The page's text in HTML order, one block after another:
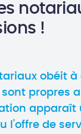
!
obéit à
propres
apparaît
l'offre de